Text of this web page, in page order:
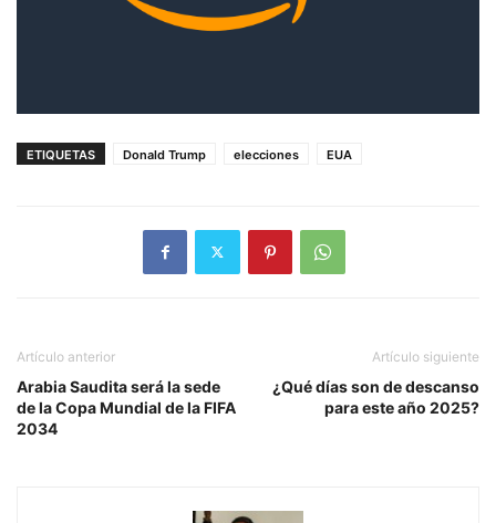
ETIQUETAS Donald Trump elecciones EUA
Artículo anterior
Arabia Saudita será la sede
de la Copa Mundial de la FIFA
2034
Artículo siguiente
¿Qué días son de descanso
para este año 2025?